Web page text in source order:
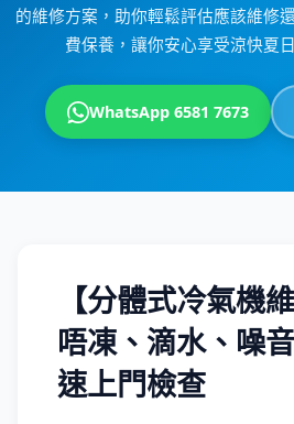
的維修方案，助你輕鬆評估應該維修
費保養，讓你安心享受涼快夏
WhatsApp 6581 7673
【分體式冷氣機
唔凍、滴水、噪
速上門檢查